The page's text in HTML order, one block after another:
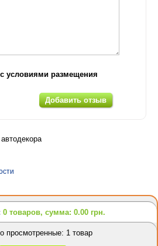
условиями размещения
интернет магазинаDesign Orbita
0 товаров, сумма: 0.00 грн.
просмотренные: 1 товар